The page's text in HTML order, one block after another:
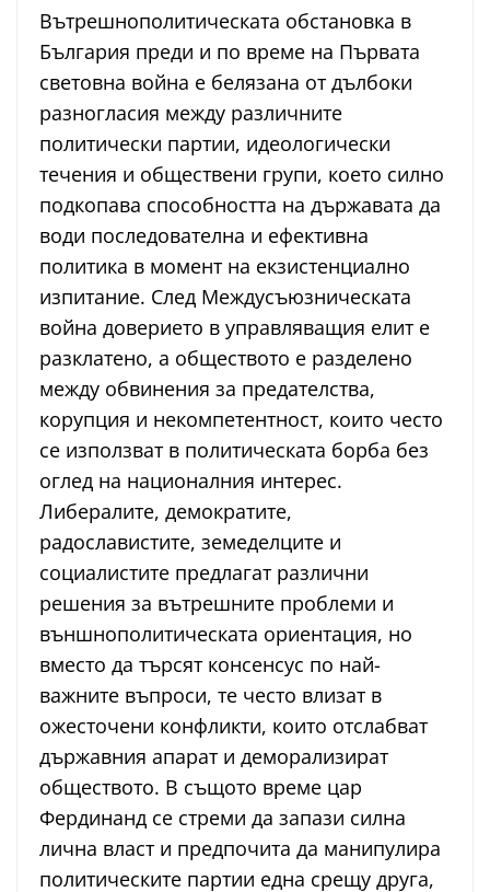
Вътрешнополитическата обстановка в
България преди и по време на Първата
световна война е белязана от дълбоки
разногласия между различните
политически партии, идеологически
течения и обществени групи, което силно
подкопава способността на държавата да
води последователна и ефективна
политика в момент на екзистенциално
изпитание. След Междусъюзническата
война доверието в управляващия елит е
разклатено, а обществото е разделено
между обвинения за предателства,
корупция и некомпетентност, които често
се използват в политическата борба без
оглед на националния интерес.
Либералите, демократите,
радославистите, земеделците и
социалистите предлагат различни
решения за вътрешните проблеми и
външнополитическата ориентация, но
вместо да търсят консенсус по най-
важните въпроси, те често влизат в
ожесточени конфликти, които отслабват
държавния апарат и деморализират
обществото. В същото време цар
Фердинанд се стреми да запази силна
лична власт и предпочита да манипулира
политическите партии една срещу друга,